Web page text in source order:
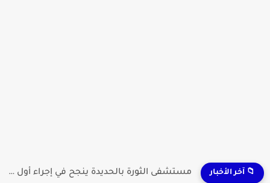
📁 آخر الأخبار مستشفى الثورة بالحديدة ينجح في إجراء أول عملية لاستئصال...